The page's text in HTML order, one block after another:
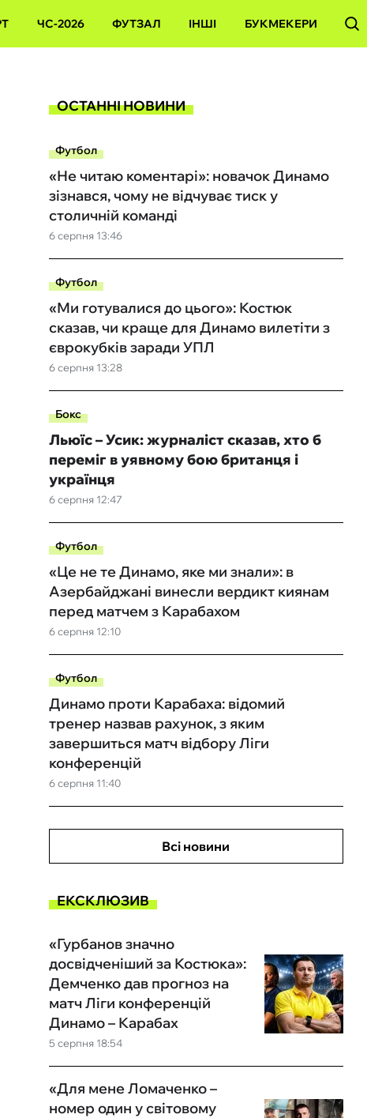
ЧС-2026 ФУТЗАЛ ІНШІ БУКМЕКЕРИ
ОСТАННІ НОВИНИ
Футбол
6 серпня 13:46
«Не читаю коментарі»: новачок Динамо
зізнався, чому не відчуває тиск у
столичній команді
Футбол
6 серпня 13:28
«Ми готувалися до цього»: Костюк
сказав, чи краще для Динамо вилетіти з
єврокубків заради УПЛ
Бокс
6 серпня 12:47
Льюїс – Усик: журналіст сказав, хто б
переміг в уявному бою британця і
українця
Футбол
6 серпня 12:10
«Це не те Динамо, яке ми знали»: в
Азербайджані винесли вердикт киянам
перед матчем з Карабахом
Футбол
6 серпня 11:40
Динамо проти Карабаха: відомий
тренер назвав рахунок, з яким
завершиться матч відбору Ліги
конференцій
Всі новини
ЕКСКЛЮЗИВ
5 серпня 18:54
«Гурбанов значно
досвідченіший за Костюка»:
Демченко дав прогноз на
матч Ліги конференцій
Динамо – Карабах
«Для мене Ломаченко –
номер один у світовому